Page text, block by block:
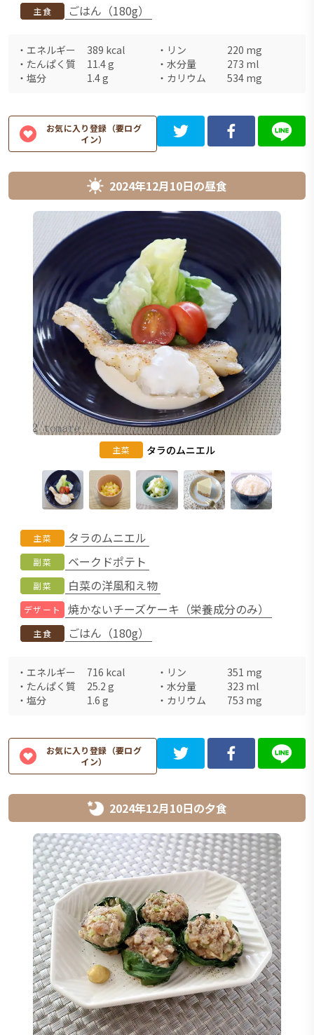
主食 ごはん（180g）
・ エネルギー 389 kcal ・ リン 220 mg
・ たんぱく質 11.4g ・ 水分量 273 ml
・ 塩分 1.4g ・ カリウム 534 mg
お気に入り登録（要ログ
イン）
2024年12月10日の昼食
主菜 タラのムニエル
主菜 タラのムニエル
副菜 ベークドポテト
副菜 白菜の洋風和え物
デザート 焼かないチーズケーキ（栄養成分のみ）
主食 ごはん（180g）
・ エネルギー 716 kcal ・ リン 351 mg
・ たんぱく質 25.2 g ・ 水分量 323 ml
・ 塩分 1.6 g ・ カリウム 753 mg
お気に入り登録（要ログ
イン）
2024年12月10日の夕食